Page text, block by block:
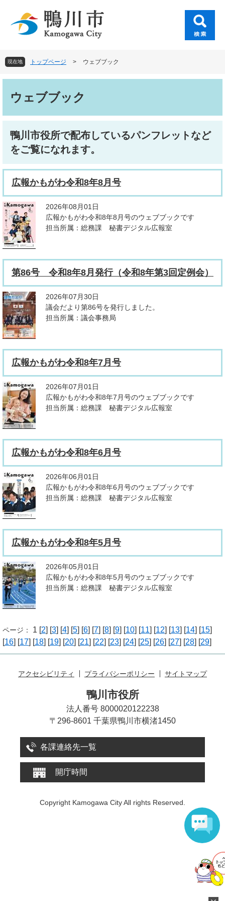
頭
で
す
飛
ば
し
へ
現在地 トップページ > ウェブブック
ウェブブック
鴨川市役所で配布しているパンフレットなど
をご覧になれます。
広報かもがわ令和8年8月号
2026年08月01日
広報かもがわ令和8年8月号のウェブブックです
担当所属：総務課 秘書デジタル広報室
第86号 令和8年8月発行（令和8年第3回定例会）
2026年07月30日
議会だより第86号を発行しました。
担当所属：議会事務局
広報かもがわ令和8年7月号
2026年07月01日
広報かもがわ令和8年7月号のウェブブックです
担当所属：総務課 秘書デジタル広報室
広報かもがわ令和8年6月号
2026年06月01日
広報かもがわ令和8年6月号のウェブブックです
担当所属：総務課 秘書デジタル広報室
広報かもがわ令和8年5月号
2026年05月01日
広報かもがわ令和8年5月号のウェブブックです
担当所属：総務課 秘書デジタル広報室
ページ： 1 [2] [3] [4] [5] [6] [7] [8] [9] [10] [11] [12] [13] [14] [15]
[16] [17] [18] [19] [20] [21] [22] [23] [24] [25] [26] [27] [28] [29]
アクセシビリティ プライバシーポリシー サイトマップ
鴨川市役所
法人番号 8000020122238
〒296-8601 千葉県鴨川市横渚1450
各課連絡先一覧
開庁時間
Copyright Kamogawa City All rights Reserved.